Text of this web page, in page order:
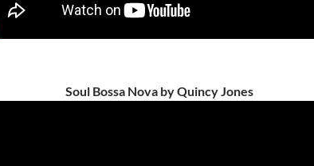
Soul Bossa Nova by Quincy Jones